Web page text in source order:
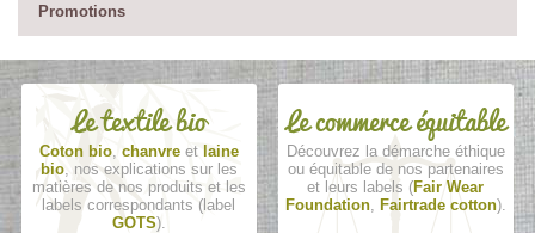
Promotions
Le textile bio
Coton bio, chanvreet laine
bio, nos explications sur les
matières de nos produits et les
labels correspondants (label
GOTS).
Le commerce équitable
Découvrez la démarche éthique
ou équitable de nos partenaires
et leurs labels (Fair Wear
Foundation, Fairtrade cotton).